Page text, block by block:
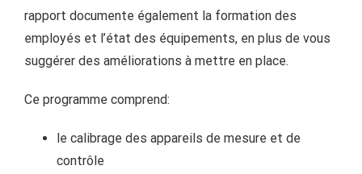
rapport documente également la formation des
employés et l’état des équipements, en plus de vous
suggérer des améliorations à mettre en place.
Ce programme comprend:
le calibrage des appareils de mesure et de
contrôle